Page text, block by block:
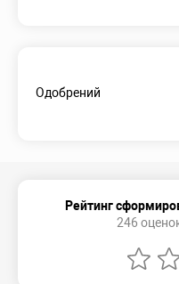
Одобрений
Рейтинг
246